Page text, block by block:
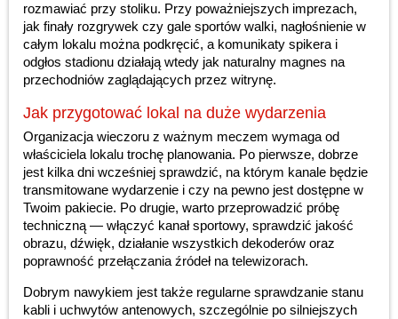
rozmawiać przy stoliku. Przy poważniejszych imprezach,
jak finały rozgrywek czy gale sportów walki, nagłośnienie w
całym lokalu można podkręcić, a komunikaty spikera i
odgłos stadionu działają wtedy jak naturalny magnes na
przechodniów zaglądających przez witrynę.
Jak przygotować lokal na duże wydarzenia
Organizacja wieczoru z ważnym meczem wymaga od
właściciela lokalu trochę planowania. Po pierwsze, dobrze
jest kilka dni wcześniej sprawdzić, na którym kanale będzie
transmitowane wydarzenie i czy na pewno jest dostępne w
Twoim pakiecie. Po drugie, warto przeprowadzić próbę
techniczną — włączyć kanał sportowy, sprawdzić jakość
obrazu, dźwięk, działanie wszystkich dekoderów oraz
poprawność przełączania źródeł na telewizorach.
Dobrym nawykiem jest także regularne sprawdzanie stanu
kabli i uchwytów antenowych, szczególnie po silniejszych